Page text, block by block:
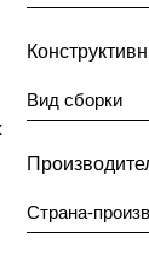
Вид сборки
Страна-